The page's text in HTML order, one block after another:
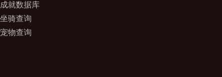
成就数据库
坐骑查询
宠物查询